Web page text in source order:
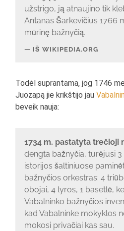
užstrigo, ją atnaujino tik
Antanas Šarkevičius 1766
mūrinę bažnyčią.
IŠ WIKIPEDIA.ORG
Todėl suprantama, jog 1746
Juozapą jie krikštijo jau
beveik nauja:
1734 m. pastatyta trečioji
dengta bažnyčia, turėjusi 3
istorijos šaltiniuose
bažnyčios orkestras: 4
obojai, 4 lyros, 1 basetlė,
Vabalninko bažnyčios
kad Vabalninke mokyklos
mokosi privačiai kas sau.